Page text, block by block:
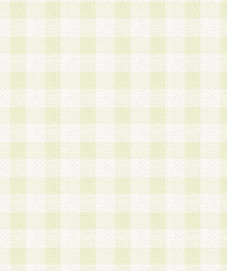
づき選定した委託業者に対して当社の責任におい
できるものとします。な お、当社は、当該委託
契約を締結しこれを遵守させるとともに、本規約
の注意をもって当該情報を使用させるものとし ま
a.本サービスに係る謝礼、景品、調査サンプル品
b.会員からの電話、メール等の問い合わせなどへ
c.モバイルリサーチ、またはグループ形式による
実施もしくは運営
d.その他これらに付随する業務
4.会員は、住所、電話番号その他の登録情報につ
合は、速やかに当社所定の変更手続きを行うもの
5.当社は、必要と認めた場合、会員に対して、電
手段により登録情報の対象者が会員登録者本人で
の内容が正確であること、アンケートの回答内容
うことができるものとます。
6.会員は、会員登録後当社が定期的に行う登録情
して、当社指定の期間内に更新手続きを行うもの
該期間内に更新手続きを行わない場合、その時点
発行したポイントは失効されるものとします。